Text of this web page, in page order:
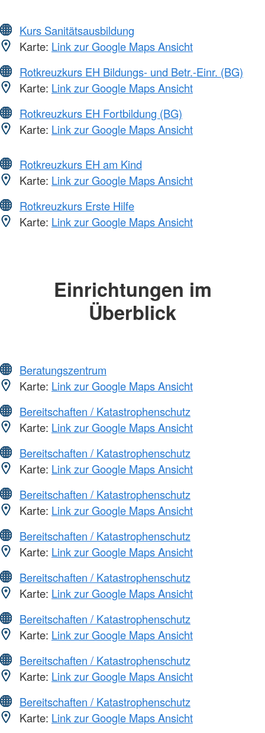
Kurs Sanitätsausbildung
Karte: Link zur Google Maps Ansicht
Rotkreuzkurs EH Bildungs- und Betr.-Einr. (BG)
Karte: Link zur Google Maps Ansicht
Rotkreuzkurs EH Fortbildung (BG)
Karte: Link zur Google Maps Ansicht
Rotkreuzkurs EH am Kind
Karte: Link zur Google Maps Ansicht
Rotkreuzkurs Erste Hilfe
Karte: Link zur Google Maps Ansicht
Einrichtungen im
Überblick
Beratungszentrum
Karte: Link zur Google Maps Ansicht
Bereitschaften / Katastrophenschutz
Karte: Link zur Google Maps Ansicht
Bereitschaften / Katastrophenschutz
Karte: Link zur Google Maps Ansicht
Bereitschaften / Katastrophenschutz
Karte: Link zur Google Maps Ansicht
Bereitschaften / Katastrophenschutz
Karte: Link zur Google Maps Ansicht
Bereitschaften / Katastrophenschutz
Karte: Link zur Google Maps Ansicht
Bereitschaften / Katastrophenschutz
Karte: Link zur Google Maps Ansicht
Bereitschaften / Katastrophenschutz
Karte: Link zur Google Maps Ansicht
Bereitschaften / Katastrophenschutz
Karte: Link zur Google Maps Ansicht